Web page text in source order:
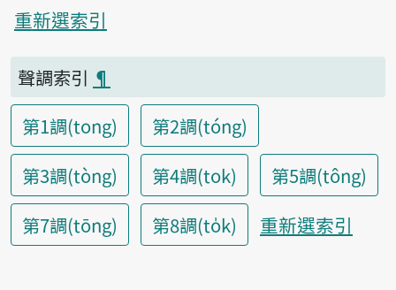
重新選索引
聲調索引 ¶
第1調(tong)
第2調(tóng)
第3調(tòng)
第4調(tok)
第5調(tông)
第7調(tōng)
第8調(to̍k) 重新選索引